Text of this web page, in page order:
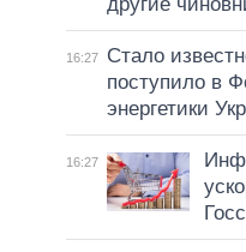
другие
16:27
Стало
поступило в
энергетики
16:27